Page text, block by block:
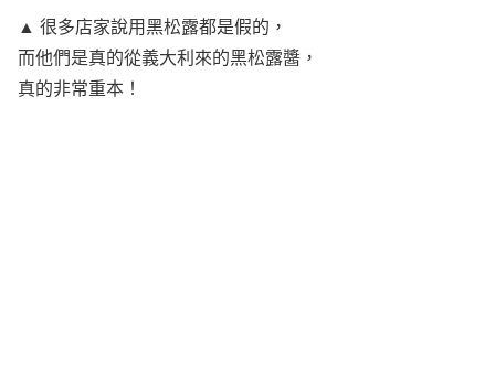
▲ 很多店家說用黑松露都是假的，
而他們是真的從義大利來的黑松露醬，
真的非常重本！